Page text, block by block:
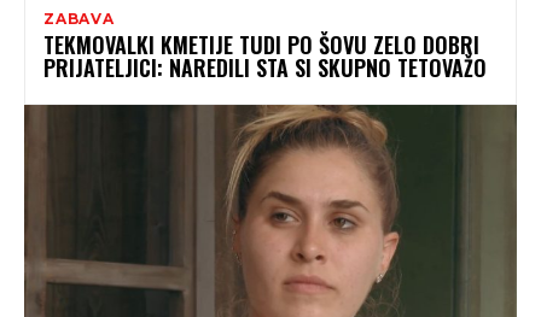
ZABAVA
TEKMOVALKI KMETIJE TUDI PO ŠOVU ZELO DOBRI
PRIJATELJICI: NAREDILI STA SI SKUPNO TETOVAŽO